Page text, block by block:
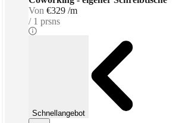
Von €329 /m
1 prsns
Schnellangebot